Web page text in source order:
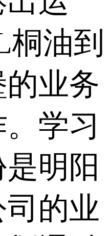
桐油到
业务
学习
明阳
的业